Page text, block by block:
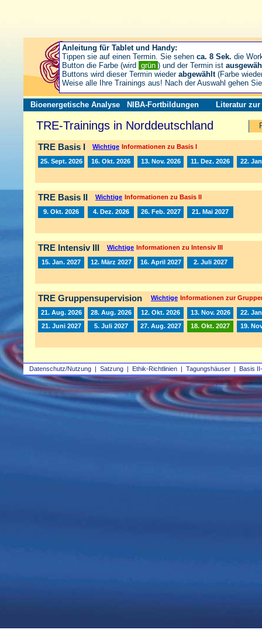
Datenschutz/Nutzung | Satzung | Ethik-Richtlinien | Tagungshäuser | Basis
Bioenergetische Analyse NIBA-Fortbildungen Literatur zur
TRE-Trainings in Norddeutschland
TRE Basis I Wichtige Informationen zu Basis I
25. Sept. 2026 16. Okt. 2026 13. Nov. 2026 11. Dez. 2026 22.
TRE Basis II Wichtige Informationen zu Basis II
9. Okt. 2026 4. Dez. 2026 26. Feb. 2027 21. Mai 2027
TRE Intensiv III Wichtige Informationen zu Intensiv III
15. Jan. 2027 12. März 2027 16. April 2027 2. Juli 2027
TRE Gruppensupervision Wichtige Informationen zur
21. Aug. 2026 28. Aug. 2026 12. Okt. 2026 13. Nov. 2026
22.
21. Juni 2027
5. Juli 2027 27. Aug. 2027 18. Okt. 2027 19.
Anleitung für Tablet und Handy:
Tippen sie auf einen Termin. Sie sehen ca. 8 Sek. die
Button die Farbe (wird grün ) und der Termin ist
Buttons wird dieser Termin wieder abgewählt(Farbe
Weise alle Ihre Trainings aus! Nach der Auswahl gehen